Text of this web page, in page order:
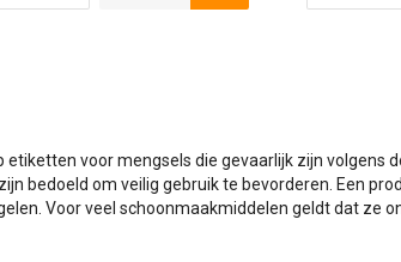
voor mengsels die gevaarlijk zijn volgens
bedoeld om veilig gebruik te bevorderen. Een
Voor veel schoonmaakmiddelen geldt dat ze